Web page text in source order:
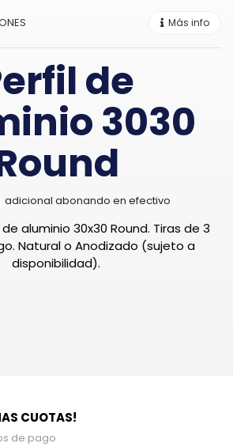
Más info
de
3030
adicional abonando en efectivo
aluminio 30x30 Round. Tiras de 3
Natural o Anodizado (sujeto a
disponibilidad).
CUOTAS!
de pago